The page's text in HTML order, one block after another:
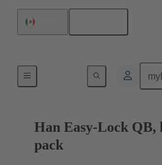
Sistemas de bloqueo
Han Easy-Lock QB,
pack